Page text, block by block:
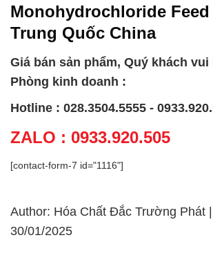
Monohydrochloride Feed
Trung Quốc China
Giá bán sản phẩm, Quý khách
Phòng kinh doanh :
Hotline : 028.3504.5555 -
ZALO : 0933.920.505
[contact-form-7 id="1116"]
Author: Hóa Chất Đắc Trường Phát
30/01/2025